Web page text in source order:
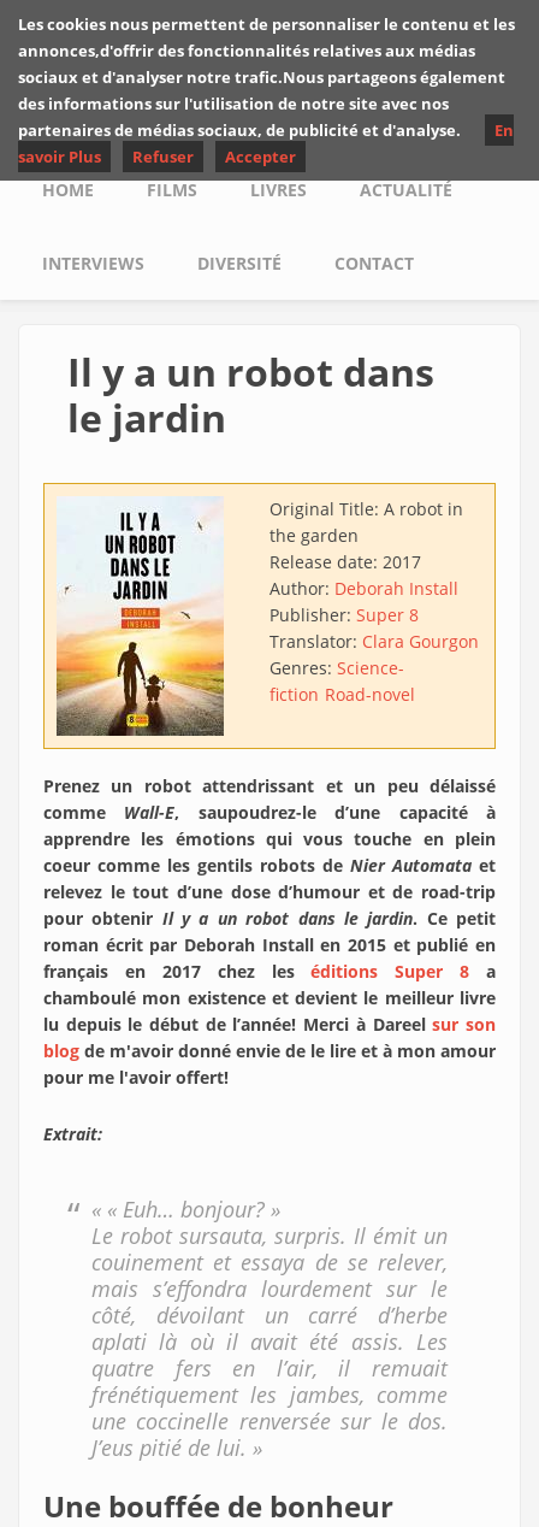
Skip to main content
Les critiques de
Yuyine
Main menu
HOME FILMS LIVRES ACTUALITÉ
INTERVIEWS DIVERSITÉ CONTACT
Il y a un robot dans
le jardin
Original Title: A robot in
the garden
Release date: 2017
Author: Deborah Install
Publisher: Super 8
Translator: Clara Gourgon
Genres: Science-
fiction Road-novel
Prenez un robot attendrissant et un peu délaissé
comme Wall-E, saupoudrez-le d’une capacité à
apprendre les émotions qui vous touche en plein
coeur comme les gentils robots de Nier Automata et
relevez le tout d’une dose d’humour et de road-trip
pour obtenir Il y a un robot dans le jardin. Ce petit
roman écrit par Deborah Install en 2015 et publié en
français en 2017 chez leséditions Super 8 a
chamboulé mon existence et devient le meilleur livre
lu depuis le début de l’année! Merci à Dareelsur son
blog de m'avoir donné envie de le lire et à mon amour
pour me l'avoir offert!
Extrait:
« « Euh… bonjour? »
Le robot sursauta, surpris. Il émit un
couinement et essaya de se relever,
mais s’effondra lourdement sur le
côté, dévoilant un carré d’herbe
aplati là où il avait été assis. Les
quatre fers en l’air, il remuait
frénétiquement les jambes, comme
une coccinelle renversée sur le dos.
J’eus pitié de lui. »
Une bouffée de bonheur
Les cookies nous permettent de personnaliser le contenu et les
annonces,d'offrir des fonctionnalités relatives aux médias
sociaux et d'analyser notre trafic.Nous partageons également
des informations sur l'utilisation de notre site avec nos
partenaires de médias sociaux, de publicité et d'analyse.
En
savoir Plus
Refuser Accepter